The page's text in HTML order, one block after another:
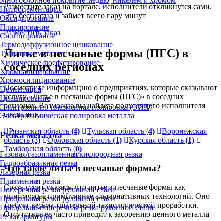
Нитроцементация
Оксидирование
Плакирование
Силицирование
Термодиффузионное цинкование
Травление металла
Химическое фосфатирование
Хромоалитирование
Хромосилицирование
Цементация
Цианирование
Электролитно-плазменная полировка (ЭПП)
Электрохимическая полировка металла
Резка металла
Газовая/газопламенная/кислородная резка
Гидроабразивная резка
Лазерная резка
Плазменная резка
Поперечная резка рулонной стали
Продольная резка рулонной стали
Продольно-поперечная резка рулонной стали
Резка арматуры
Разместите заказ на портале, исполнители откликнутся сами.
Это бесплатно и займет всего пару минут
Разместить заказ
Литье в песчаные формы (ПГС) в
соседних регионах
Посмотрите информацию о предприятиях, которые оказывают
услугу «Литье в песчаные формы (ПГС)» в соседних
регионах. Возможно вы найдете подходящего исполнителя
среди них.
Рязанская область (4) Тульская область (4)
Воронежская
область(3) Орловская область (1) Курская область (1)
Тамбовская область (0)
Что такое литье в песчаные формы?
Сразу стоит указать, что литье в песчаные формы как
минимум не примитивнее альтернативных технологий. Оно
требует весьма тщательной технологической проработки.
Отсутствие ее часто приводит к засорению ценного металла